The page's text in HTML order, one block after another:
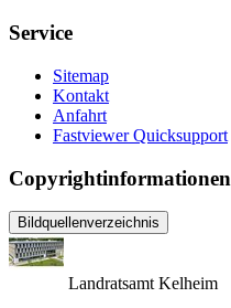
Service
Sitemap
Kontakt
Anfahrt
Fastviewer Quicksupport
Copyrightinformationen
Bildquellenverzeichnis
Landratsamt Kelheim